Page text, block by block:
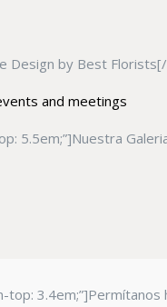
Design by Best
and meetings
5.5em;”]Nuestra
top: